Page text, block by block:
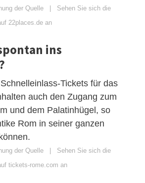
der Quelle | Sehen Sie sich die
22places.de an
ins
Tickets für das
auch den Zugang zum
und dem Palatinhügel, so
Rom in seiner ganzen
der Quelle | Sehen Sie sich die
tickets-rome.com an